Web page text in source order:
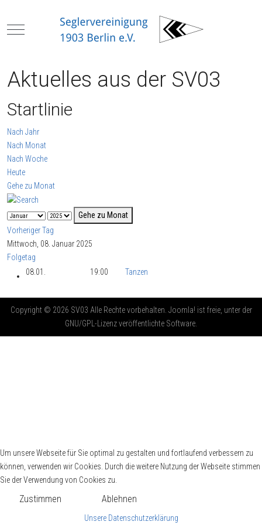
Mobile Menu Toggle
Aktuelles aus der SV03
Startlinie
Nach Jahr
Nach Monat
Nach Woche
Heute
Gehe zu Monat
Gehe zu Monat
Vorheriger Tag
Mittwoch, 08. Januar 2025
Folgetag
08.01.
19:00 Tanzen
Copyright © 2026 SV03 Alle Rechte vorbehalten. Joomla! ist freie, unter der
GNU/GPL-Lizenz veröffentlichte Software.
Um unsere Webseite für Sie optimal zu gestalten und fortlaufend verbessern zu
können, verwenden wir Cookies. Durch die weitere Nutzung der Webseite stimmen
Sie der Verwendung von Cookies zu.
Zustimmen Ablehnen
Unsere Datenschutzerklärung